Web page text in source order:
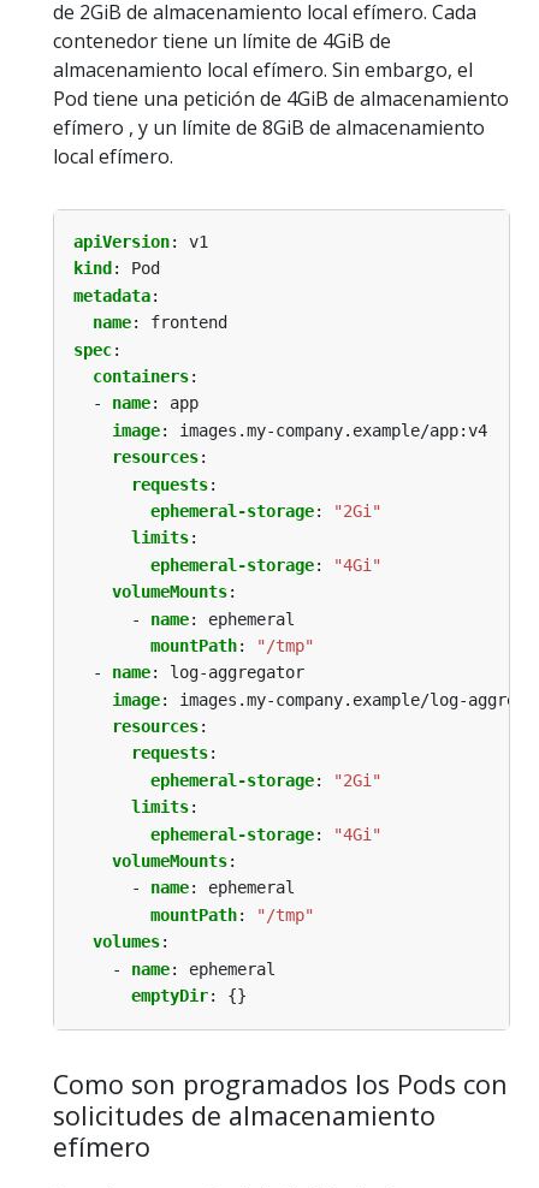
de 2GiB de almacenamiento local efímero. Cada
contenedor tiene un límite de 4GiB de
almacenamiento local efímero. Sin embargo, el
Pod tiene una petición de 4GiB de almacenamiento
efímero , y un límite de 8GiB de almacenamiento
local efímero.
apiVersion:
v1
kind :
Pod
metadata:
name:
frontend
spec:
containers:
- name:
app
image:
images.my-company.example/app:v4
resources:
requests:
ephemeral-storage:
"2Gi"
limits:
ephemeral-storage:
"4Gi"
volumeMounts:
- name:
ephemeral
mountPath:
"/tmp"
- name:
log-aggregator
image:
images.my-company.example/log-
resources:
requests:
ephemeral-storage:
"2Gi"
limits:
ephemeral-storage:
"4Gi"
volumeMounts:
- name:
ephemeral
mountPath:
"/tmp"
volumes:
- name:
ephemeral
emptyDir: {}
Como son programados los Pods con
solicitudes de almacenamiento
efímero